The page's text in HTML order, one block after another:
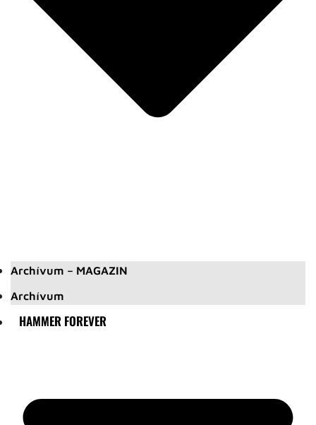
Archívum – MAGAZIN
Archívum
HAMMER FOREVER